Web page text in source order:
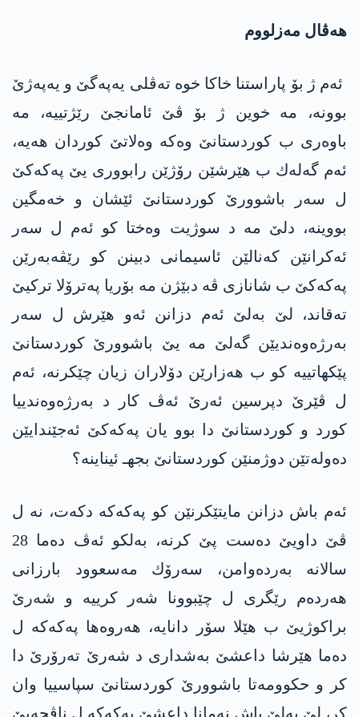
هه‌ڤال مه‌زلووم
ئه‌م ژ بۆ پاراستنا خاكا خوه‌ ته‌ڤلی یه‌په‌گێ و یه‌په‌ژێ
بوونه‌، مه‌ خوین ژ بۆ ڤێ ئامانجێ رێژتییه‌، مه‌
باوه‌ری ب كوردستانێ وه‌كه‌ وه‌لاتێ كوردان هه‌یه‌،
ئه‌م گه‌له‌ك ب هێرشێن رۆژێن رابووری یێ په‌كه‌كێ
ل سه‌ر باشوورێ كوردستانێ ئێشان و خه‌مگین
بووینه‌، دلێ مه‌ د سوژیت وه‌ختا كو ئه‌م ل سه‌ر
ئه‌كرانێن كه‌نالێن ئاسیمانی دبینن كو رێڤه‌به‌رێن
په‌كه‌كێ ب شانازی ڤه‌ دبێژن مه‌ بۆریا په‌ترۆلا تركیێ
ته‌قاند، لێ به‌لێ ئه‌م دزانن ئه‌و هێرش ل سه‌ر
به‌رژه‌وه‌ندیێن گه‌لێ مه‌ یێ باشوورێ كوردستانێ
پێكهاتییه‌ كو ب هه‌زارێن دۆلاران زیان چێكرنه‌، ئه‌م
ل ڤێرێ دپرسین ئه‌رێ ئه‌ڤ كار د به‌رژه‌وه‌ندییا
كورد و كوردستانێ دا بوو یان په‌كه‌كێ ئه‌جێندایێن
ده‌وله‌تێن دوژمنێن كوردستانێ بجهـ ئیناینه‌؟
ئه‌م باش دزانن مایتێكرنێن كو په‌كه‌كه‌ دكه‌ت، نه‌ ل
ڤێ داویێ ده‌ست پێ كرنه‌، به‌لكو ئه‌ڤ ده‌ما 28
سالانه‌ به‌رده‌وامن، سه‌رۆك مه‌سعوود بارزانی
هه‌رده‌م رێگری ل چێبوونا شه‌ر كرییه‌ و شه‌رێ
براكوژیێ ب هێلا سۆر دانایه‌، هه‌روه‌ها په‌كه‌كه‌ ل
ده‌ما هێرشا داعشێ به‌شداری د شه‌رێ ته‌رۆرێ دا
كر و حكوومه‌تا باشوورێ كوردستانێ سپاسییا وان
كر، لێ به‌لێ پاش نه‌مانا داعشێ په‌كه‌كه‌ ل ناڤچه‌یێ